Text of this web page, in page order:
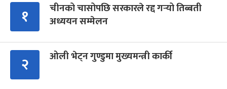
१
चीनको चासोपछि सरकारले रद्द गर्‍यो तिब्बती
अध्ययन सम्मेलन
२ ओली भेट्न गुण्डुमा मुख्यमन्त्री कार्की